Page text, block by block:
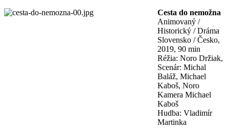
Cesta do nemožna
Animovaný /
Historický / Dráma
Slovensko / Česko,
2019, 90 min
Réžia: Noro Držiak,
Scenár: Michal
Baláž, Michael
Kaboš, Noro
Kamera Michael
Kaboš
Hudba: Vladimír
Martinka